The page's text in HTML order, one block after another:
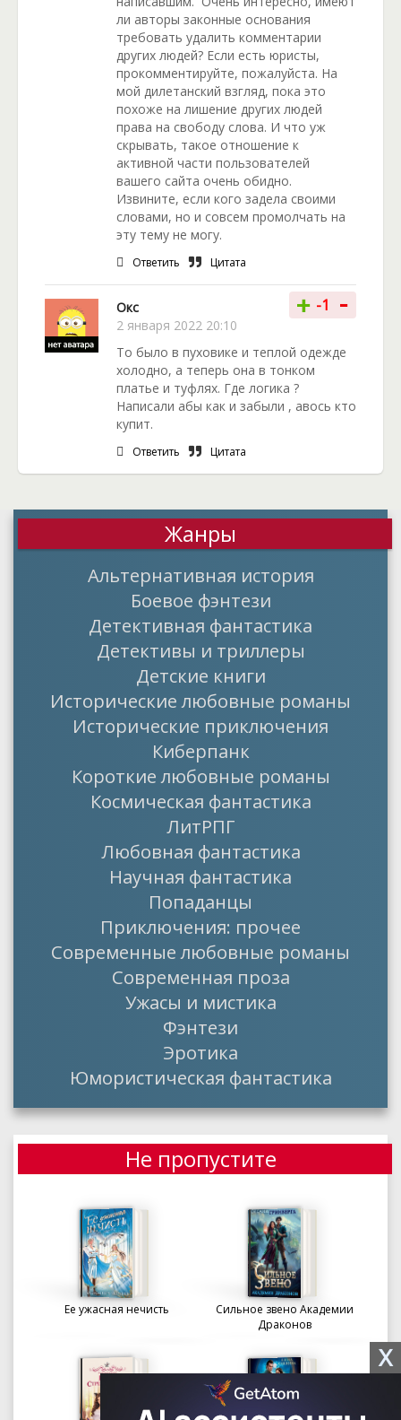
ли авторы законные основания
требовать удалить комментарии
других людей? Если есть юристы,
прокомментируйте, пожалуйста. На
мой дилетанский взгляд, пока это
похоже на лишение других людей
права на свободу слова. И что уж
скрывать, такое отношение к
активной части пользователей
вашего сайта очень обидно.
Извините, если кого задела своими
словами, но и совсем промолчать на
эту тему не могу.
Ответить Цитата
Окс
2 января 2022 20:10
+ -1 -
То было в пуховике и теплой одежде
холодно, а теперь она в тонком
платье и туфлях. Где логика ?
Написали абы как и забыли , авось кто
купит.
Ответить Цитата
Жанры
Альтернативная история
Боевое фэнтези
Детективная фантастика
Детективы и триллеры
Детские книги
Исторические любовные романы
Исторические приключения
Киберпанк
Короткие любовные романы
Космическая фантастика
ЛитРПГ
Любовная фантастика
Научная фантастика
Попаданцы
Приключения: прочее
Современные любовные романы
Современная проза
Ужасы и мистика
Фэнтези
Эротика
Юмористическая фантастика
Не пропустите
Ее ужасная нечисть
Сильное звено Академии
Драконов
X